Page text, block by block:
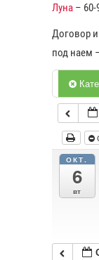
Луна –
Договор
под наем
ОКТ.
6
вт